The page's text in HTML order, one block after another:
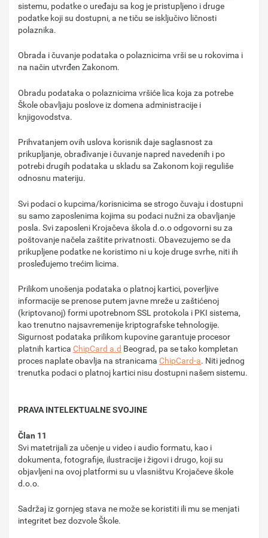
sistemu, podatke o uređaju sa kog je pristupljeno i druge
podatke koji su dostupni, a ne tiču se isključivo ličnosti
polaznika.
Obrada i čuvanje podataka o polaznicima vrši se u rokovima i
na način utvrđen Zakonom.
Obradu podataka o polaznicima vršiće lica koja za potrebe
Škole obavljaju poslove iz domena administracije i
knjigovodstva.
Prihvatanjem ovih uslova korisnik daje saglasnost za
prikupljanje, obrađivanje i čuvanje napred navedenih i po
potrebi drugih podataka u skladu sa Zakonom koji reguliše
odnosnu materiju.
Svi podaci o kupcima/korisnicima se strogo čuvaju i dostupni
su samo zaposlenima kojima su podaci nužni za obavljanje
posla. Svi zaposleni Krojačeva škola d.o.o odgovorni su za
poštovanje načela zaštite privatnosti. Obavezujemo se da
prikupljene podatke ne koristimo ni u koje druge svrhe, niti ih
prosleđujemo trećim licima.
Prilikom unošenja podataka o platnoj kartici, poverljive
informacije se prenose putem javne mreže u zaštićenoj
(kriptovanoj) formi upotrebnom SSL protokola i PKI sistema,
kao trenutno najsavremenije kriptografske tehnologije.
Sigurnost podataka prilikom kupovine garantuje procesor
platnih kartica ChipCard a.d Beograd, pa se tako kompletan
proces naplate obavlja na stranicama ChipCard-a. Niti jednog
trenutka podaci o platnoj kartici nisu dostupni našem sistemu.
PRAVA INTELEKTUALNE SVOJINE
Član 11
Svi matetrijali za učenje u video i audio formatu, kao i
dokumenta, fotografije, ilustracije i žigovi i drugo, koji su
objavljeni na ovoj platformi su u vlasništvu Krojačeve škole
d.o.o.
Sadržaj iz gornjeg stava ne može se koristiti ili mu se menjati
integritet bez dozvole Škole.